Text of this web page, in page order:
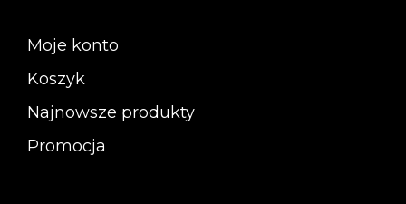
Moje konto
Koszyk
Najnowsze produkty
Promocja